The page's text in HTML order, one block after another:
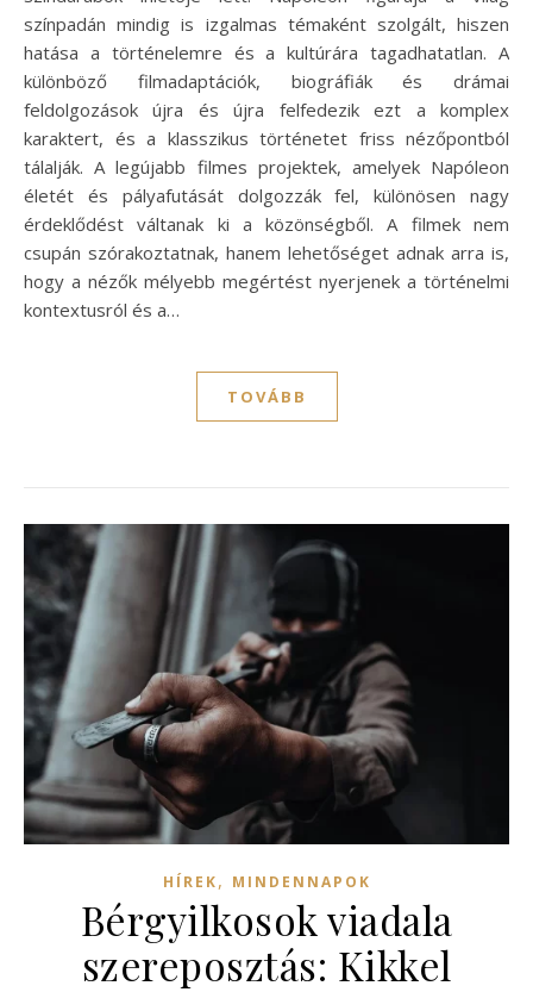
színpadán mindig is izgalmas témaként szolgált, hiszen
hatása a történelemre és a kultúrára tagadhatatlan. A
különböző filmadaptációk, biográfiák és drámai
feldolgozások újra és újra felfedezik ezt a komplex
karaktert, és a klasszikus történetet friss nézőpontból
tálalják. A legújabb filmes projektek, amelyek Napóleon
életét és pályafutását dolgozzák fel, különösen nagy
érdeklődést váltanak ki a közönségből. A filmek nem
csupán szórakoztatnak, hanem lehetőséget adnak arra is,
hogy a nézők mélyebb megértést nyerjenek a történelmi
kontextusról és a…
TOVÁBB
HÍREK, MINDENNAPOK
Bérgyilkosok viadala
szereposztás: Kikkel